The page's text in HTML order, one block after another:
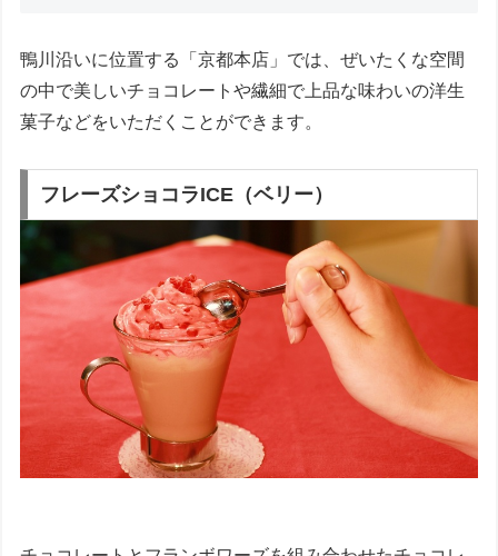
鴨川沿いに位置する「京都本店」では、ぜいたくな空間
の中で美しいチョコレートや繊細で上品な味わいの洋生
菓子などをいただくことができます。
フレーズショコラICE（ベリー）